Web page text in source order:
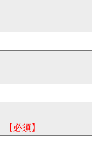
【必須】